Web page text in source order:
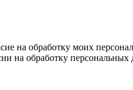
на обработку моих
на обработку персональных